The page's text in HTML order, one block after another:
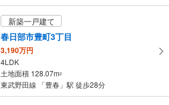
新築一戸建て
春日部市豊町3丁目
3,190万円
4LDK
土地面積 128.07m2
東武野田線 「豊春」駅 徒歩28分